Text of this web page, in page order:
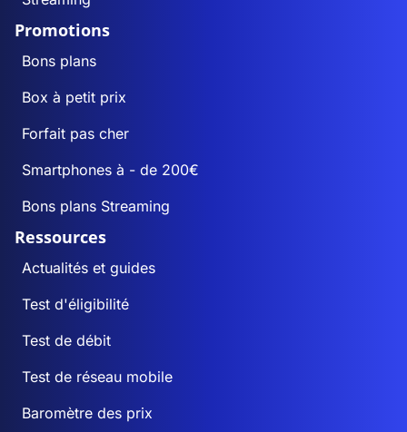
Promotions
Bons plans
Box à petit prix
Forfait pas cher
Smartphones à - de 200€
Bons plans Streaming
Ressources
Actualités et guides
Test d'éligibilité
Test de débit
Test de réseau mobile
Baromètre des prix